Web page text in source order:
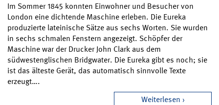
Im Sommer 1845 konnten Einwohner und Besucher von
London eine dichtende Maschine erleben. Die Eureka
produzierte lateinische Sätze aus sechs Worten. Sie wurden
in sechs schmalen Fenstern angezeigt. Schöpfer der
Maschine war der Drucker John Clark aus dem
südwestenglischen Bridgwater. Die Eureka gibt es noch; sie
ist das älteste Gerät, das automatisch sinnvolle Texte
erzeugt….
Weiterlesen